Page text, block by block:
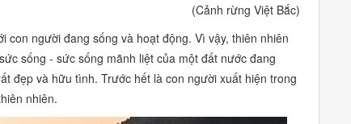
(Cảnh rừng Việt Bắc)
người đang sống và hoạt động. Vì vậy, thiên nhiên
sống - sức sống mãnh liệt của một đất nước đang
đẹp và hữu tình. Trước hết là con người xuất hiện trong
nhiên.